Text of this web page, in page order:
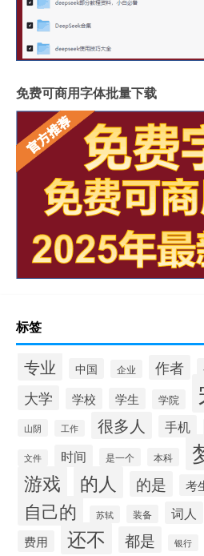
免费可商用字体批量下载
标签
专业 中国 企业 作者
大学 学校 学生 学院
山阴 工作 很多人 手机
文件 时间 是一个 本科
游戏 的人 的是 考
自己的 苏轼 装备 词人
费用 还不 都是 银行